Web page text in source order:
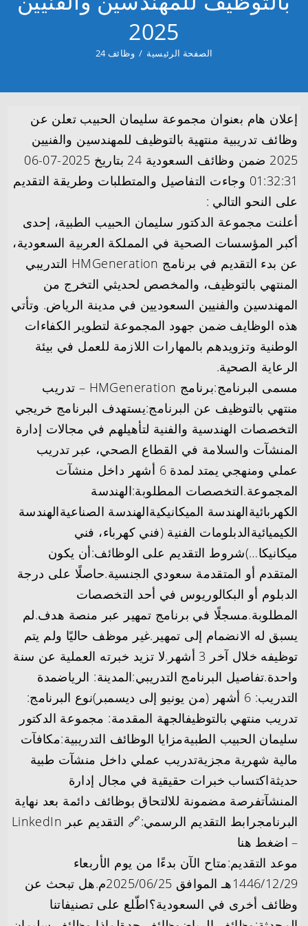
2025
الصفحة الرئيسية / وظائف 24
إعلان هام بعنوان مجموعة سليمان الحبيب تعلن عن
وظائف تدريبية منتهية بالتوظيف للمهندسين والفنيين
2025 ضمن وظائف السعودية 24 بتاريخ 2025-07-06
01:32:31 وجاءت التفاصيل والمتطلبات وطريقة التقديم
على النحو التالي :
أعلنت مجموعة الدكتور سليمان الحبيب الطبية، إحدى
أكبر المؤسسات الصحية في المملكة العربية السعودية،
عن بدء التقديم في برنامج HMGeneration التدريبي
المنتهي بالتوظيف، والمخصص لحديثي التخرج من
المهندسين والفنيين السعوديين في مدينة الرياض. وتأتي
هذه الوظايف ضمن جهود المجموعة لتطوير الكفاءات
الوطنية وتزويدهم بالمهارات اللازمة للعمل في بيئة
الرعاية الصحية.
مسمى البرنامج:برنامج HMGeneration – تدريب
منتهي بالتوظيف عن البرنامج:يستهدف البرنامج خريجي
التخصصات الهندسية والفنية لتأهيلهم في مجالات إدارة
المنشآت والسلامة في القطاع الصحي، عبر تدريب
عملي ومنهجي يمتد لمدة 6 أشهر داخل منشآت
المجموعة.التخصصات المطلوبة:الهندسة
الكهربائيةالهندسة الميكانيكيةالهندسة الصناعيةالهندسة
الكيميائيةالدبلومات الفنية (فني كهرباء، فني
ميكانيكا…)شروط التقديم على الوظائف:أن يكون
المتقدم أو المتقدمة سعودي الجنسية.حاصلًا على درجة
الدبلوم أو البكالوريوس في أحد التخصصات
المطلوبة.مسجلًا في برنامج تمهير عبر منصة هدف.لم
يسبق له الانضمام إلى تمهير.غير موظف حاليًا ولم يتم
توظيفه خلال آخر 3 أشهر.لا تزيد خبرته العملية عن سنة
واحدة.تفاصيل البرنامج التدريبي:المدينة: الرياضمدة
التدريب: 6 أشهر (من يونيو إلى ديسمبر)نوع البرنامج:
تدريب منتهي بالتوظيفالجهة المقدمة: مجموعة الدكتور
سليمان الحبيب الطبيةمزايا الوظائف التدريبية:مكافآت
مالية شهرية مجزيةتدريب عملي داخل منشآت طبية
حديثةاكتساب خبرات حقيقية في مجال إدارة
المنشآتفرصة مضمونة للالتحاق بوظائف دائمة بعد نهاية
البرنامجرابط التقديم الرسمي:🔗 التقديم عبر LinkedIn
– اضغط هنا
موعد التقديم:متاح الآن بدءًا من يوم الأربعاء
1446/12/29هـ الموافق 2025/06/25م.هل تبحث عن
وظائف أخرى في السعودية؟اطّلع على تصنيفاتنا